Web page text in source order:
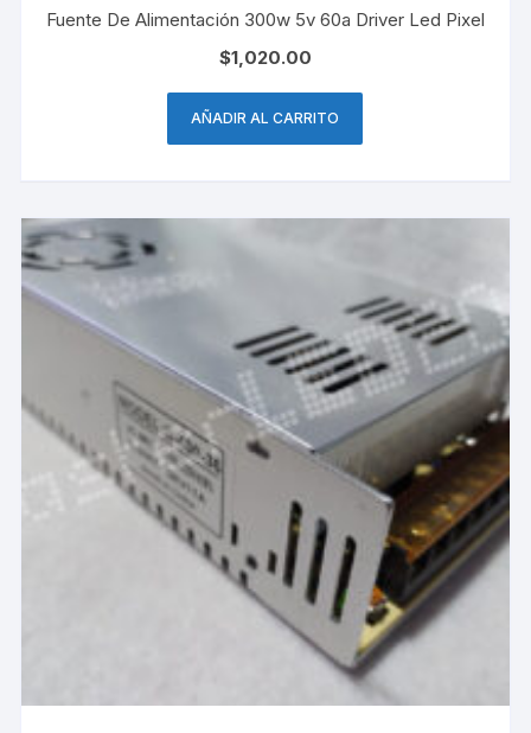
Fuente De Alimentación 300w 5v 60a Driver Led Pixel
$1,020.00
AÑADIR AL CARRITO